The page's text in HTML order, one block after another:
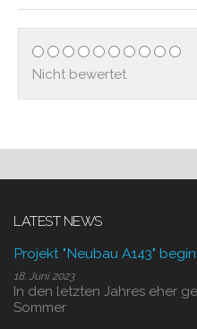
Nicht bewertet
LATEST NEWS
Projekt "Neubau A143"
18. Juni 2023
In den letzten Jahres eher
Sommer